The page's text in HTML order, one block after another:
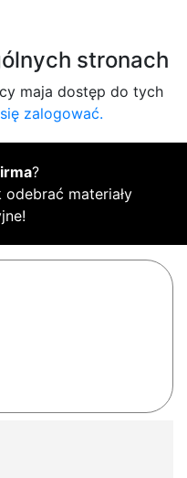
stronach
maja dostęp do tych
zalogować.
?
materiały